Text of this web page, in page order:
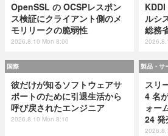
OpenSSL の OCSPレスポン
ス検証にクライアント側のメ
モリリークの脆弱性
2026.8.10 Mon 8:00
ルシ
総務
国際
彼だけが知るソフトウェアサ
ポートのために引退生活から
呼び戻されたエンジニア
2026.8.10 Mon 8:10
製品・サ
スリ
4 名
ォー
24 発